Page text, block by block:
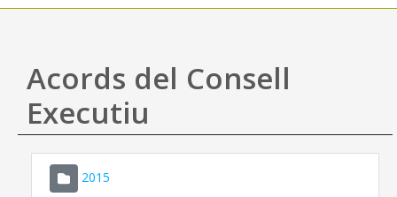
Utilitats
Ajuda
Acords del Consell
Executiu
2015